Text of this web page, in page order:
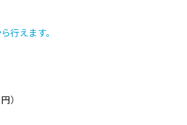
行えます。
）